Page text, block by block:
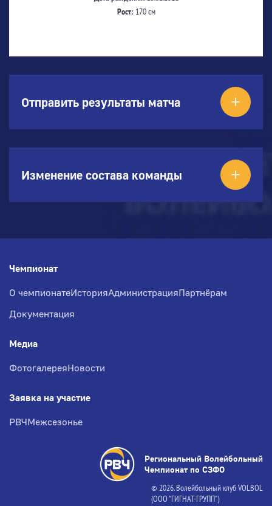
Рост: 170 см
Отправить результаты матча
Изменение состава команды
Чемпионат
О чемпионатеИсторияАдминистрацияПартнёрам
Документация
Медиа
ФотогалереяНовости
Заявка на участие
РВЧМежсезонье
Региональный Волейбольный
Чемпионат по СЗФО
© 2026. Волейбольный клуб VOLBOL
(ООО "ГИГНАТ-ГРУПП")